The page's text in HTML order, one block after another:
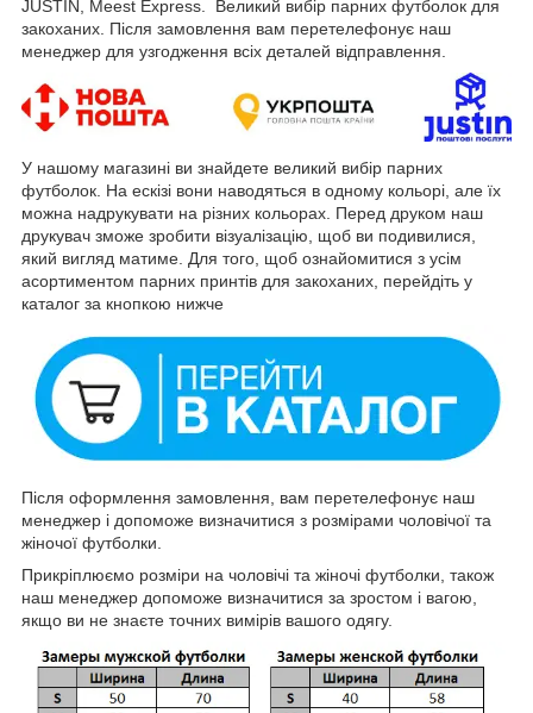
JUSTIN, Meest Express. Великий вибір парних футболок для
закоханих. Після замовлення вам перетелефонує наш
менеджер для узгодження всіх деталей відправлення.
У нашому магазині ви знайдете великий вибір парних
футболок. На ескізі вони наводяться в одному кольорі, але їх
можна надрукувати на різних кольорах. Перед друком наш
друкувач зможе зробити візуалізацію, щоб ви подивилися,
який вигляд матиме. Для того, щоб ознайомитися з усім
асортиментом парних принтів для закоханих, перейдіть у
каталог за кнопкою нижче
Після оформлення замовлення, вам перетелефонує наш
менеджер і допоможе визначитися з розмірами чоловічої та
жіночої футболки.
Прикріплюємо розміри на чоловічі та жіночі футболки, також
наш менеджер допоможе визначитися за зростом і вагою,
якщо ви не знаєте точних вимірів вашого одягу.